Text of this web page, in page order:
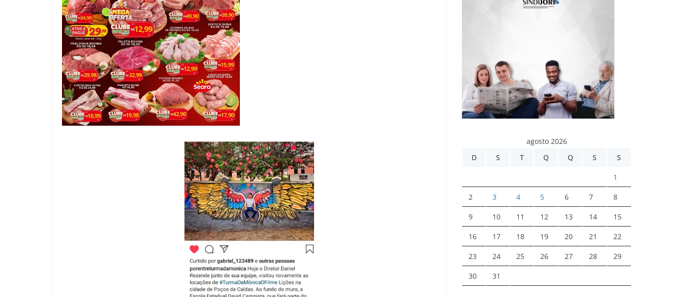
agosto 2026
D
S T Q Q S S
1
2 3 4 5 6 7 8
9 10 11 12 13 14 15
16 17 18 19 20 21 22
23 24 25 26 27 28 29
30 31